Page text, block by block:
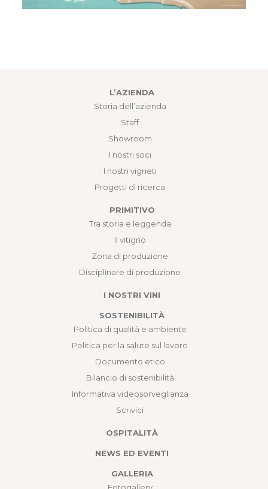
L’AZIENDA
Storia dell’azienda
Staff
Showroom
I nostri soci
I nostri vigneti
Progetti di ricerca
PRIMITIVO
Tra storia e leggenda
Il vitigno
Zona di produzione
Disciplinare di produzione
I NOSTRI VINI
SOSTENIBILITÀ
Politica di qualità e ambiente
Politica per la salute sul lavoro
Documento etico
Bilancio di sostenibilità
Informativa videosorveglianza
Scrivici
OSPITALITÀ
NEWS ED EVENTI
GALLERIA